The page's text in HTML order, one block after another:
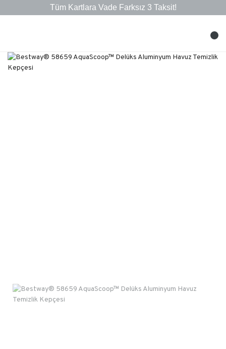
Tüm Kartlara Vade Farksız 3 Taksit!